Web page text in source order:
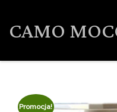
CAMO
Promocja!